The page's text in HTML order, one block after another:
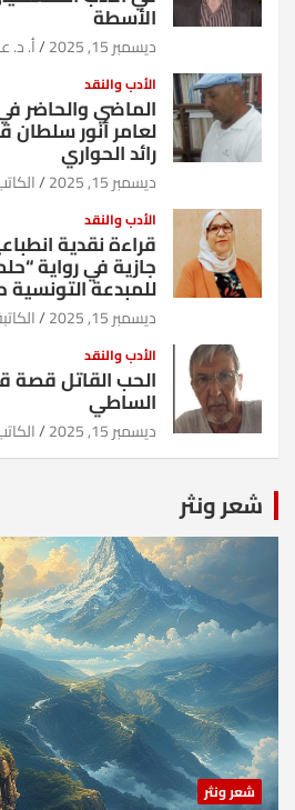
الأسطة
ديسمبر 15, 2025 أ. د.
الأدب والنقد
الماضي والحاضر
لعامر أنور سلطان
رائد الحواري
ديسمبر 15, 2025
الأدب والنقد
قراءة نقدية
جازية في رواية
للمبدعة التونسية
ديسمبر 15, 2025
الأدب والنقد
الحب القاتل قصة
الساطي
ديسمبر 15, 2025
شعر ونثر
شعر ونثر